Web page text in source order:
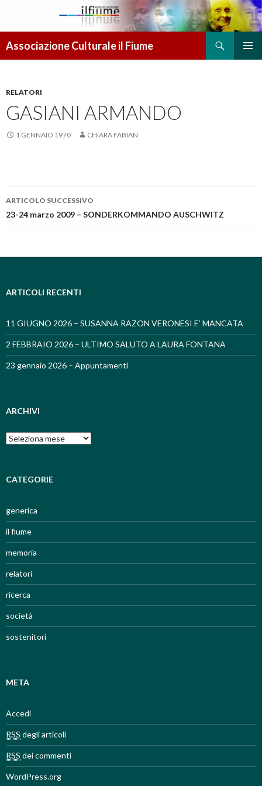
Associazione Culturale il Fiume
RELATORI
GASIANI ARMANDO
1 GENNAIO 1970 CHIARA FABIAN
Navigazione articolo
ARTICOLO SUCCESSIVO
23-24 marzo 2009 – SONDERKOMMANDO AUSCHWITZ
ARTICOLI RECENTI
11 GIUGNO 2026 – SUSANNA RAZON VERONESI E’ MANCATA
2 FEBBRAIO 2026 – ULTIMO SALUTO A LAURA FONTANA
23 gennaio 2026 – Appuntamenti
ARCHIVI
Archivi
CATEGORIE
generica
il fiume
memoria
relatori
ricerca
società
sostenitori
META
Accedi
RSS degli articoli
RSS dei commenti
WordPress.org